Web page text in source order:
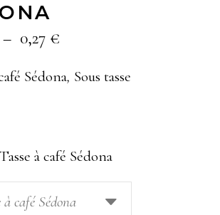
– 0,27 €
prix :
0,20 €
Sédona, Sous tasse
Tasse à café Sédona
à café Sédona